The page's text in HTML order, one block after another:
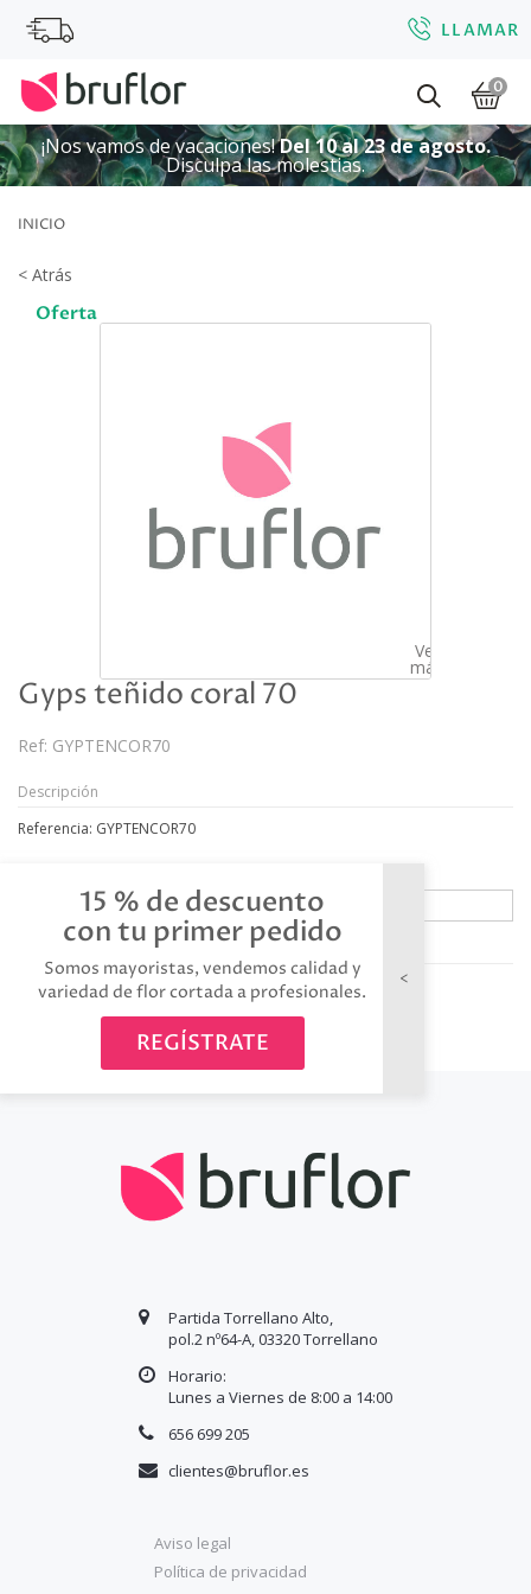
15 % de descuento
con tu primer pedido
Somos mayoristas, vendemos calidad y
variedad de flor cortada a profesionales.
REGÍSTRATE
LLAMAR
0
¡Nos vamos de vacaciones!Del 10 al 23 de agosto.
Disculpa las molestias.
INICIO
< Atrás
Oferta
Ver
más
grande
Gyps teñido coral 70
Ref: GYPTENCOR70
Descripción
Referencia: GYPTENCOR70
Avísame cuando esté disponible
Aviso legal
Política de privacidad
Partida Torrellano Alto,
pol.2 nº64-A, 03320 Torrellano
Horario:
Lunes a Viernes de 8:00 a 14:00
656 699 205
clientes@bruflor.es